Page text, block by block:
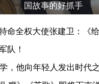
国故事的好抓手
队！
，他向年轻人发出时代